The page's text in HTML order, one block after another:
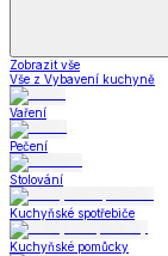
Zobrazit vše
Vše z Vybavení kuchyně
Vaření
Pečení
Stolování
Kuchyňské spotřebiče
Kuchyňské pomůcky